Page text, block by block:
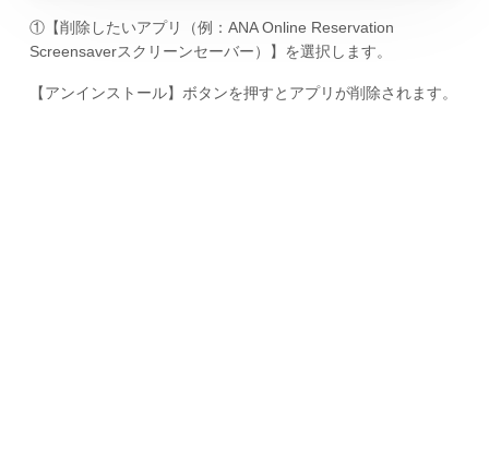
①【削除したいアプリ（例：ANA Online Reservation
Screensaverスクリーンセーバー）】を選択します。
【アンインストール】ボタンを押すとアプリが削除されます。